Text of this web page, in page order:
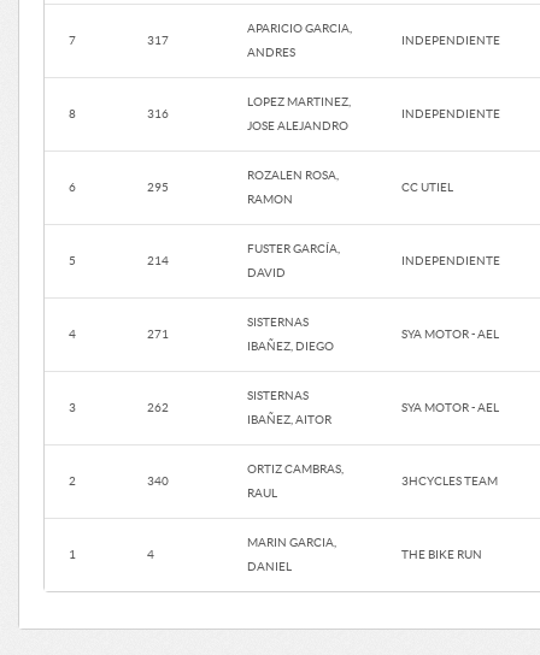
7 317
APARICIO GARCIA,
ANDRES
INDEPENDIENTE
8 316
LOPEZ MARTINEZ,
JOSE ALEJANDRO
INDEPENDIENTE
6 295
ROZALEN ROSA,
RAMON
CC UTIEL
5 214
FUSTER GARCÍA,
DAVID
INDEPENDIENTE
4 271
SISTERNAS
IBAÑEZ, DIEGO
SYA MOTOR - AEL
3 262
SISTERNAS
IBAÑEZ, AITOR
SYA MOTOR - AEL
2 340
ORTIZ CAMBRAS,
RAUL
3HCYCLES TEAM
1 4
MARIN GARCIA,
DANIEL
THE BIKE RUN